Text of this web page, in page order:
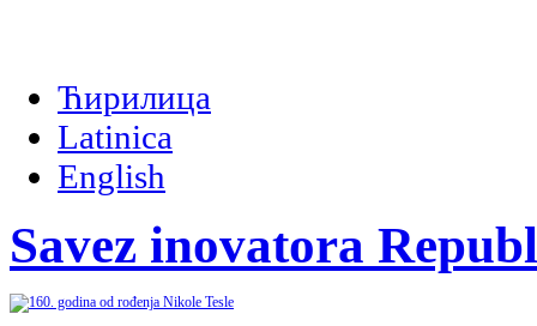
Ћирилица
Latinica
English
Savez inovatora